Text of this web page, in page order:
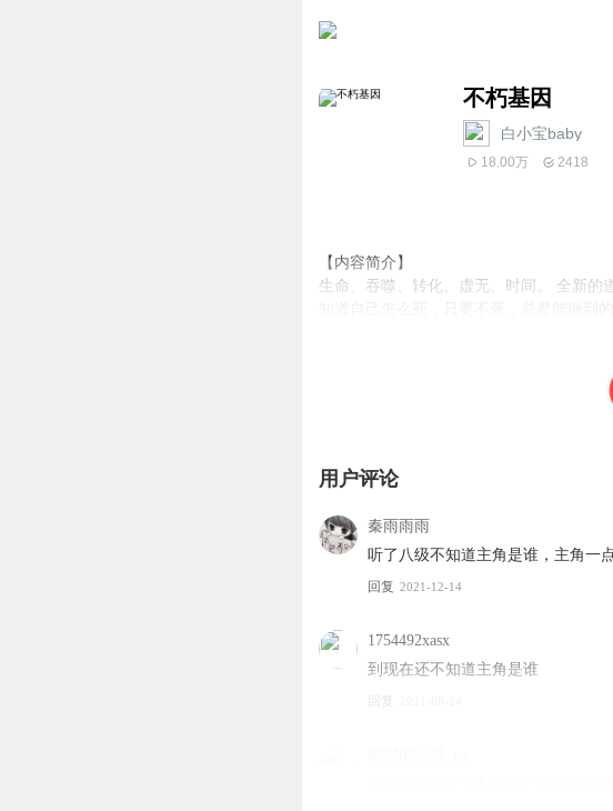
不朽基因
白小宝baby
18.00万 2418
【内容简介】
生命、吞噬、转化、虚无、时间。 全新的
作者简介：soul舞冰，主要代表作品：《
主播简介：主播舟川，代表作品《神级兵
【购买须知】
2、版权归原作者所有，严禁翻录成任何
3、如在充值／购买环节遇到问题，您可
4、在购买过程中，如果您有任何问题，
第一步：您可在喜马拉雅APP【账号-联系
线客服；
第三步：如果在线客服都未取得联系，也
用户评论
秦雨雨雨
听了八级不知道主角是谁，主角一
回复 2021-12-14
1754492xasx
到现在还不知道主角是谁
回复